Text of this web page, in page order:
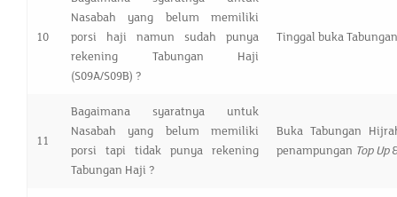
10
Nasabah yang belum memiliki
porsi haji namun sudah punya
rekening Tabungan Haji
(S09A/S09B) ?
Tinggal buka
11
Bagaimana syaratnya untuk
Nasabah yang belum memiliki
porsi tapi tidak punya rekening
Tabungan Haji ?
Buka Tabungan
penampungan Top Up